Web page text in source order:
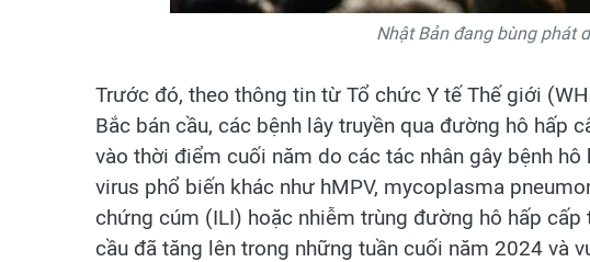
Nhật Bản đang bùng phát
Trước đó, theo thông tin từ Tổ chức Y tế Thế giới
Bắc bán cầu, các bệnh lây truyền qua đường hô hấp
vào thời điểm cuối năm do các tác nhân gây bệnh hô
virus phổ biến khác như hMPV, mycoplasma
chứng cúm (ILI) hoặc nhiễm trùng đường hô hấp
cầu đã tăng lên trong những tuần cuối năm 2024 và